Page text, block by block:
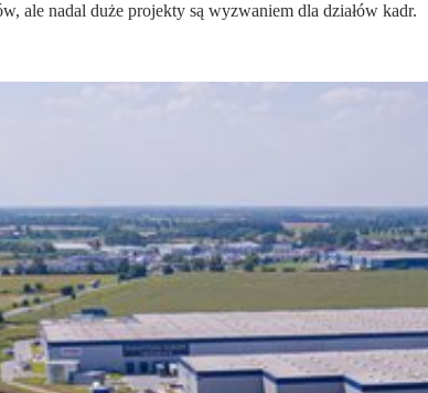
ale nadal duże projekty są wyzwaniem dla działów kadr.